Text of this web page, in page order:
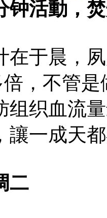
钟活動，
在于晨，
倍，不管
组织血流
讓一成天
二